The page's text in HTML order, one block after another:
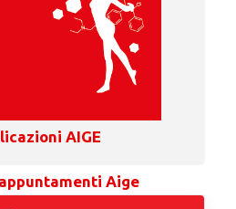
AIGE
Aige